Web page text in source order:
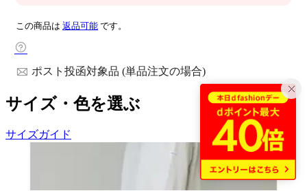
この商品は 返品可能 です。
ポスト投函対象品 (単品注文の場合)
サイズ・色を選ぶ
サイズガイド